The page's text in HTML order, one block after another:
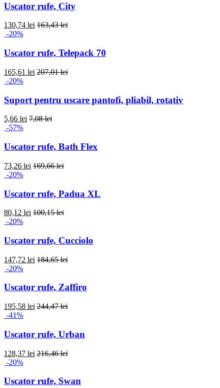
Uscator rufe, City
130,74 lei 163,43 lei
-20%
Uscator rufe, Telepack 70
165,61 lei 207,01 lei
-20%
Suport pentru uscare pantofi, pliabil, rotativ
5,66 lei 7,08 lei
-57%
Uscator rufe, Bath Flex
73,26 lei 169,66 lei
-20%
Uscator rufe, Padua XL
80,12 lei 100,15 lei
-20%
Uscator rufe, Cucciolo
147,72 lei 184,65 lei
-20%
Uscator rufe, Zaffiro
195,58 lei 244,47 lei
-41%
Uscator rufe, Urban
128,37 lei 216,46 lei
-20%
Uscator rufe, Swan